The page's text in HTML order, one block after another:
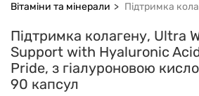
Вітаміни та мінерали
Підтримка
Підтримка колагену, Ultra
Support with Hyaluronic
Pride, з гіалуроновою
90 капсул